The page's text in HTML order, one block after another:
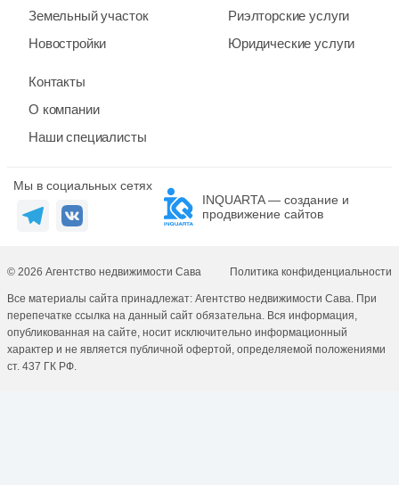
Земельный участок
Новостройки
Риэлторские услуги
Юридические услуги
Контакты
О компании
Наши специалисты
Мы в социальных сетях
INQUARTA — создание и
продвижение сайтов
© 2026 Агентство недвижимости Сава Политика конфиденциальности
Все материалы сайта принадлежат: Агентство недвижимости Сава. При
перепечатке ссылка на данный сайт обязательна. Вся информация,
опубликованная на сайте, носит исключительно информационный
характер и не является публичной офертой, определяемой положениями
ст. 437 ГК РФ.